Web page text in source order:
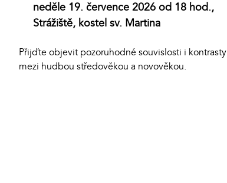
neděle 19. července 2026 od 18 hod.,
Strážiště, kostel sv. Martina
Přijďte objevit pozoruhodné souvislosti i kontrasty
mezi hudbou středověkou a novověkou.